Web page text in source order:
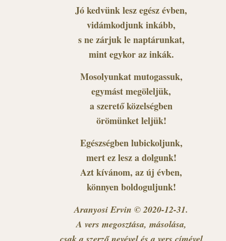
Jó kedvünk lesz egész évben,
vidámkodjunk inkább,
s ne zárjuk le naptárunkat,
mint egykor az inkák.
Mosolyunkat mutogassuk,
egymást megöleljük,
a szerető közelségben
örömünket leljük!
Egészségben lubickoljunk,
mert ez lesz a dolgunk!
Azt kívánom, az új évben,
könnyen boldoguljunk!
Aranyosi Ervin © 2020-12-31.
A vers megosztása, másolása,